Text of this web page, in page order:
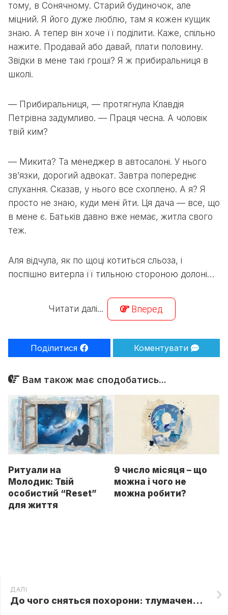
тому, в Сонячному. Старий будиночок, але
міцний. Я його дуже люблю, там я кожен кущик
знаю. А тепер він хоче її поділити. Каже, спільно
нажите. Продавай або давай, плати половину.
Звідки в мене такі гроші? Я ж прибиральниця в
школі.
— Прибиральниця, — протягнула Клавдія
Петрівна задумливо. — Праця чесна. А чоловік
твій ким?
— Микита? Та менеджер в автосалоні. У нього
зв’язки, дорогий адвокат. Завтра попереднє
слухання. Сказав, у нього все схоплено. А я? Я
просто не знаю, куди мені йти. Ця дача — все, що
в мене є. Батьків давно вже немає, житла свого
теж.
Аля відчула, як по щоці котиться сльоза, і
поспішно витерла її тильною стороною долоні…
Читати далі... Вперед
Поділитися Коментувати
Вам також має сподобатись...
Ритуали на
Молодик: Твій
особистий “Reset”
для життя
9 число місяця – що
можна і чого не
можна робити?
ДАЛІ
До чого сняться похорони: тлумачення сну в соннику